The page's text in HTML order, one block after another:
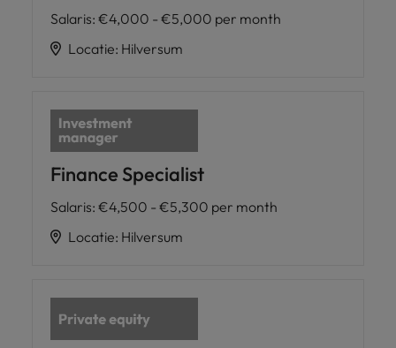
Salaris: €4,000 - €5,000 per month
Locatie: Hilversum
Finance Specialist
Salaris: €4,500 - €5,300 per month
Locatie: Hilversum